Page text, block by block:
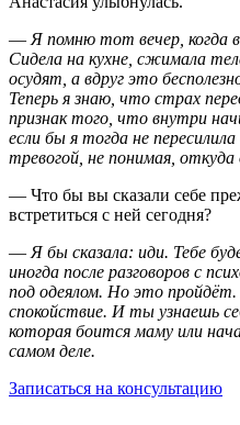
— Я помню тот вечер, когда
Сидела на кухне, сжимала
осудят, а вдруг это
Теперь я знаю, что страх
признак того, что внутри
если бы я тогда не
тревогой, не понимая, откуда
— Что бы вы сказали себе
встретиться с ней сегодня?
— Я бы сказала: иди. Тебе
иногда после разговоров с
под одеялом. Но это
спокойствие. И ты узнаешь
которая боится маму или
самом деле.
Записаться на консультацию